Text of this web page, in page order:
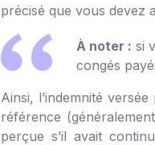
précisé que vous devez
À noter : si
congés
Ainsi, l’indemnité
référence
perçue s’il avait